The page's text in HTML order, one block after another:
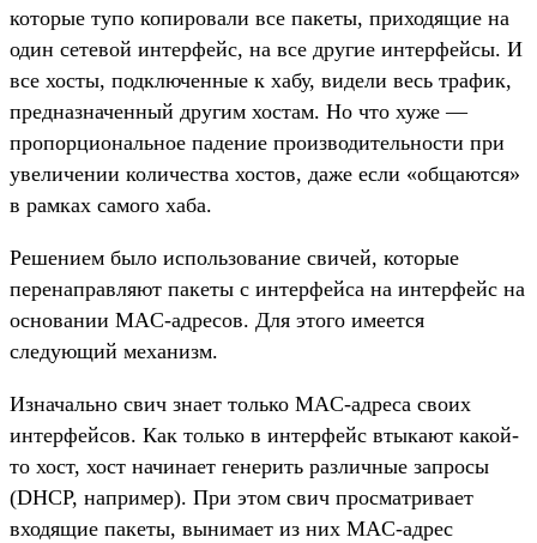
которые тупо копировали все пакеты, приходящие на
один сетевой интерфейс, на все другие интерфейсы. И
все хосты, подключенные к хабу, видели весь трафик,
предназначенный другим хостам. Но что хуже —
пропорциональное падение производительности при
увеличении количества хостов, даже если «общаются»
в рамках самого хаба.
Решением было использование свичей, которые
перенаправляют пакеты с интерфейса на интерфейс на
основании MAC-адресов. Для этого имеется
следующий механизм.
Изначально свич знает только MAC-адреса своих
интерфейсов. Как только в интерфейс втыкают какой-
то хост, хост начинает генерить различные запросы
(DHCP, например). При этом свич просматривает
входящие пакеты, вынимает из них MAC-адрес